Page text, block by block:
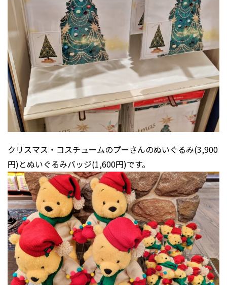
クリスマス・コスチュームのプーさんのぬいぐるみ(3,900
円)とぬいぐるみバッジ(1,600円)です。